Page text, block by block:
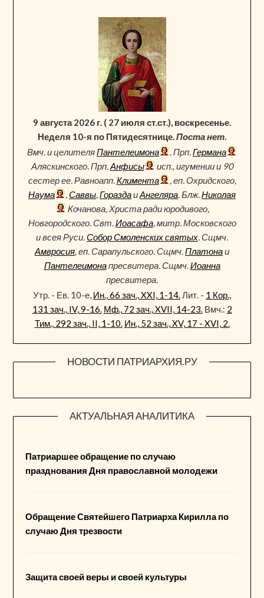
9 августа 2026 г. ( 27 июля ст.ст.), воскресенье.
Неделя 10-я по Пятидесятнице.Поста нет.
Вмч. и целителяПантелеимона . Прп.Германа
Аляскинского. Прп.Анфисы
исп., игумении и 90
сестер ее. Равноапп.Климента
, еп. Охридского,
Наума
,Саввы,ГораздаиАнгеляра. Блж.Николая
Кочанова, Христа ради юродивого,
Новгородского. Свт.Иоасафа, митр. Московского
и всея Руси.Собор Смоленских святых. Сщмч.
Амвросия, еп. Сарапульского. Сщмч.Платонаи
Пантелеимонапресвитера. Сщмч.Иоанна
пресвитера.
Утр. - Ев. 10-е, Ин., 66 зач., XXI, 1-14.Лит. - 1 Кор.,
131 зач., IV, 9-16. Мф., 72 зач., XVII, 14-23.Вмч.: 2
Тим., 292 зач., II, 1-10. Ин., 52 зач., XV, 17 - XVI, 2.
НОВОСТИ ПАТРИАРХИЯ.РУ
АКТУАЛЬНАЯ АНАЛИТИКА
Патриаршее обращение по случаю
празднования Дня православной молодежи
Обращение Святейшего Патриарха Кирилла по
случаю Дня трезвости
Защита своей веры и своей культуры